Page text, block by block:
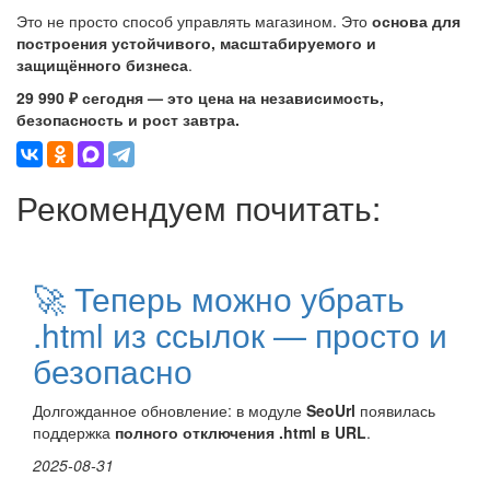
Это не просто способ управлять магазином. Это основа для
построения устойчивого, масштабируемого и
защищённого бизнеса.
29 990 ₽ сегодня — это цена на независимость,
безопасность и рост завтра.
Рекомендуем почитать:
🚀 Теперь можно убрать
.html из ссылок — просто и
безопасно
Долгожданное обновление: в модуле SeoUrl появилась
поддержка полного отключения .html в URL.
2025-08-31